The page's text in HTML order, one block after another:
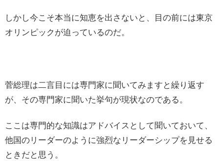
しかし今こそ本当に知恵を出さないと、目の前には東京
オリンピックが迫っているのだ。
菅総理は二言目には専門家に聞いてみますと繰り返す
が、その専門家に聞いた挙句が現状なのである。
ここは専門的な知識はアドバイスとして聞いておいて、
他国のリーダーのように強烈なリーダーシップを見せる
ときだと思う。